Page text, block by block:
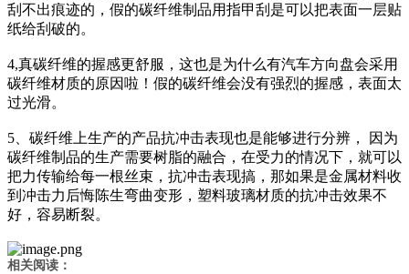
刮不出痕迹的，假的碳纤维制品用指甲刮是可以把表面一层贴
纸给刮破的。
4,真碳纤维的握感更舒服，这也是为什么有汽车方向盘会采用
碳纤维材质的原因啦！假的碳纤维会没有强烈的握感，表面太
过光滑。
5、碳纤维上生产的产品抗冲击表现也是能够进行分辨， 因为
碳纤维制品的生产需要树脂的融合，在受力的情况下，就可以
把力传输给每一根丝束，抗冲击表现搞，那如果是金属材料收
到冲击力后悔陈生弯曲变形，塑料玻璃材质的抗冲击效果不
好，容易断裂。
相关阅读：